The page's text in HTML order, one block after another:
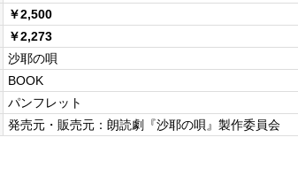
￥2,500
￥2,273
沙耶の唄
BOOK
パンフレット
発売元・販売元：朗読劇『沙耶の唄』製作委員会